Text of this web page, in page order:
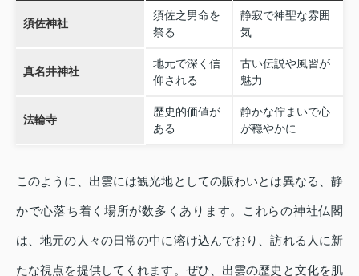
須佐神社
須佐之男命を
祭る
静寂で神聖な雰囲
気
真名井神社
地元で深く信
仰される
古い伝説や風習が
魅力
法輪寺
歴史的価値が
ある
静かな佇まいで心
が穏やかに
このように、出雲には観光地としての賑わいとは異なる、静
かで心落ち着く場所が数多くあります。これらの神社仏閣
は、地元の人々の日常の中に溶け込んでおり、訪れる人に新
たな視点を提供してくれます。ぜひ、出雲の歴史と文化を肌